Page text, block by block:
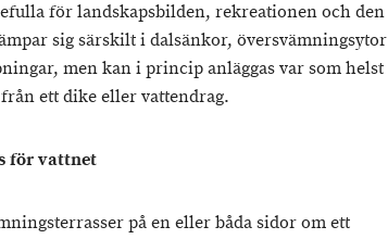
för landskapsbilden, rekreationen och den
sig särskilt i dalsänkor, översvämningsytor
men kan i princip anläggas var som helst
ett dike eller vattendrag.
för vattnet
på en eller båda sidor om ett